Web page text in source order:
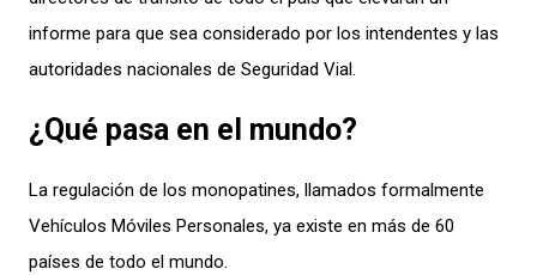
informe para que sea considerado por los intendentes y las
autoridades nacionales de Seguridad Vial.
¿Qué pasa en el mundo?
La regulación de los monopatines, llamados formalmente
Vehículos Móviles Personales, ya existe en más de 60
países de todo el mundo.